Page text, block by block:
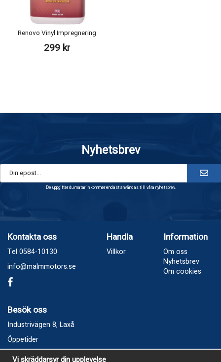
Renovo Vinyl Impregnering
299 kr
Nyhetsbrev
De uppgifter du matar in kommer endast användas till våra nyhetsbrev.
Kontakta oss
Tel 0584-10130
info@malmmotors.se
Handla
Villkor
Information
Om oss
Nyhetsbrev
Om cookies
Besök oss
Industrivägen 8, Laxå
Öppetider
Vecka 32
Vi skräddarsyr din upplevelse